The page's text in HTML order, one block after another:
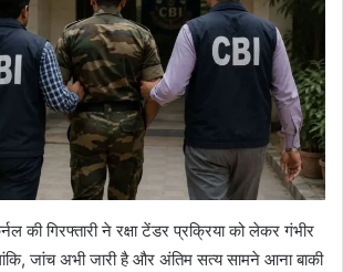
की गिरफ्तारी ने रक्षा टेंडर प्रक्रिया को लेकर गंभीर
जांच अभी जारी है और अंतिम सत्य सामने आना बाकी